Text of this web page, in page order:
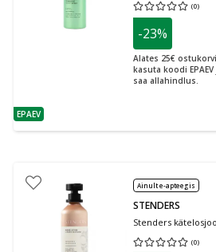
nõuanne
EPAEV
(0)
Keskmine hinnang 0.00
-23%
Alates 25€
kasuta koodi EPAEV
saa allahindlus.
Ainult e-apteegis
STENDERS
Stenders
(0)
Keskmine hinnang 0.00